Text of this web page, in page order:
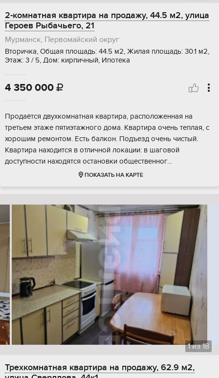
2-комнатная квартира на продажу, 44.5 м2, улица
Героев Рыбачьего, 21
Мурманск, Первомайский округ
Вторичка, Общая площадь: 44.5 м2, Жилая площадь: 30.1 м2,
Этаж: 3 / 5, Дом: кирпичный, Ипотека
4 350 000 
Продаётся двухкомнатная квартира, расположенная на
третьем этаже пятиэтажного дома. Kвapтира очeнь тeплая, с
хорошим ремонтом. Eсть балкон. Пoдъезд очeнь чиcтый.
Квартира находится в отличной локации: в шаговой
доступности находятся остановки общественног...
ПОКАЗАТЬ НА КАРТЕ
1из18
Трехкомнатная квартира на продажу, 62.9 м2,